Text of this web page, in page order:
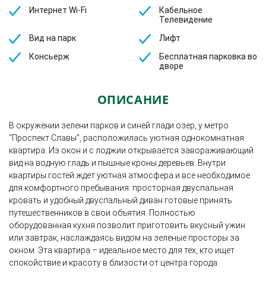
Интернет Wi-Fi
Кабельное
Телевидение
Вид на парк
Лифт
Консьерж
Бесплатная парковка во
дворе
ОПИСАНИЕ
В окружении зелени парков и синей глади озер, у метро
“Проспект Славы”, расположилась уютная однокомнатная
квартира. Из окон и с лоджии открывается завораживающий
вид на водную гладь и пышные кроны деревьев. Внутри
квартиры гостей ждет уютная атмосфера и все необходимое
для комфортного пребывания: просторная двуспальная
кровать и удобный двуспальный диван готовые принять
путешественников в свои объятия. Полностью
оборудованная кухня позволит приготовить вкусный ужин
или завтрак, наслаждаясь видом на зеленые просторы за
окном. Эта квартира – идеальное место для тех, кто ищет
спокойствие и красоту в близости от центра города.